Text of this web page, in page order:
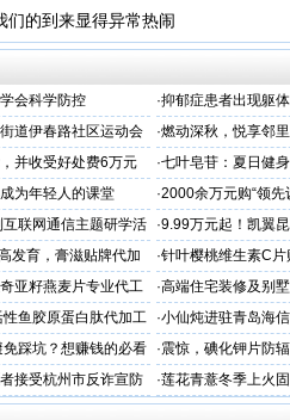
们的到来显得异常热闹
会科学防控 ·抑郁症患者出现躯
道伊春路社区运动会 ·燃动深秋，悦享邻
顾暖心上映
并收受好处费6万元 ·七叶皂苷：夏日健
为年轻人的课堂 ·2000余万元购“领先
联网通信主题研学活
·9.99万元起！凯翼
发育，膏滋贴牌代加
·针叶樱桃维生素C
加工
亚籽燕麦片专业代工
·高端住宅装修及别
会，共谋商机
鱼胶原蛋白肽代加工 ·小仙炖进驻青岛海
踩坑？想赚钱的必看 ·震惊，碘化钾片防
务商
接受杭州市反诈宣防
·莲花青薏冬季上火
工厂